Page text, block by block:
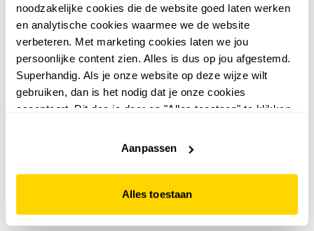
noodzakelijke cookies die de website goed laten werken
en analytische cookies waarmee we de website
verbeteren. Met marketing cookies laten we jou
persoonlijke content zien. Alles is dus op jou afgestemd.
Superhandig. Als je onze website op deze wijze wilt
gebruiken, dan is het nodig dat je onze cookies
accepteert. Dit doe je door op "Alles toestaan" te klikken.
website niet optimaal functioneert.
Aanpassen
Alles toestaan